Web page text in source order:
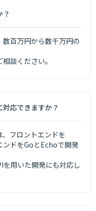
百万円から数千万円の
談ください。
応できますか？
フロントエンドを
ドをGoとEchoで開発
用いた開発にも対応し